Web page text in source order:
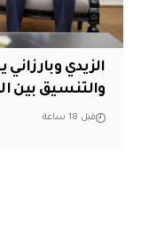
الزيدي
والتنسيق بين
قبل 18 ساعة